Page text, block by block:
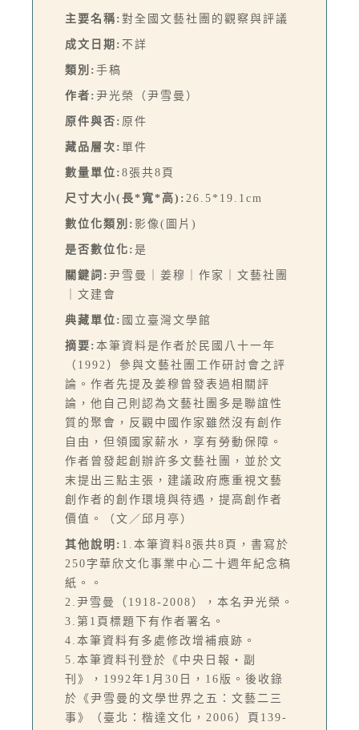
主要名稱: 對全國文藝社團的觀察與評議
成文日期: 不詳
類別: 手稿
作者: 尹光榮（尹雪曼）
原件與否: 原件
藏品層次: 單件
數量單位: 8張共8頁
尺寸大小(長*寬*高): 26.5*19.1cm
數位化類別: 影像(圖片)
是否數位化: 是
關鍵詞: 尹雪曼｜姜穆｜作家｜文藝社團
｜文建會
典藏單位: 國立臺灣文學館
摘要: 本筆資料是作者於民國八十一年
（1992）參與文藝社團工作研討會之評
論。作者先提及姜穆曾發表過相關評
論，他自己則認為文藝社團多是聯誼性
質的聚會，反觀中國作家雖然沒有創作
自由，但領國家薪水，享有勞動保障。
作者曾發起創辦許多文藝社團，並於文
末提出三點主張，建議政府應重視文藝
創作者的創作環境與待遇，提高創作者
價值。（文／邱月亭）
其他說明: 1.本筆資料8張共8頁，書寫於
250字華欣文化事業中心二十週年紀念稿
紙。。
2.尹雪曼（1918-2008），本名尹光榮。
3.第1頁標題下有作者署名。
4.本筆資料有多處修改增補痕跡。
5.本筆資料刊登於《中央日報‧副
刊》，1992年1月30日，16版。後收錄
於《尹雪曼的文學世界之五：文藝二三
事》（臺北：楷達文化，2006）頁139-